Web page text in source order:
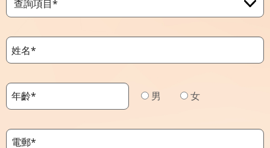
查詢項目*
男 女